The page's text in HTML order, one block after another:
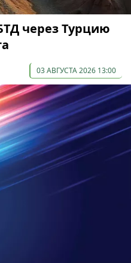
через Турцию
03 АВГУСТА 2026 13:00